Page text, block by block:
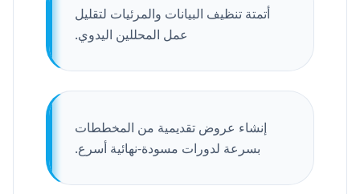
أتمتة تنظيف البيانات والمرئيات لتقليل
عمل المحللين اليدوي.
إنشاء عروض تقديمية من المخططات
بسرعة لدورات مسودة-نهائية أسرع.